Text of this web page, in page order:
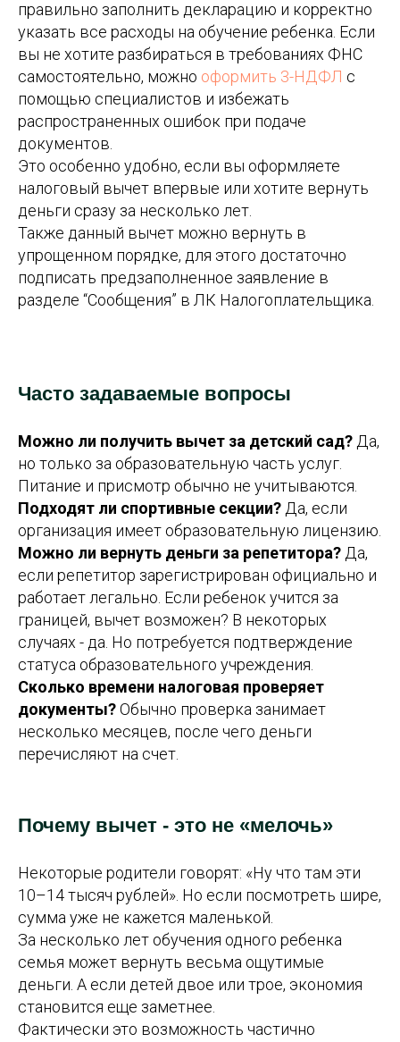
правильно заполнить декларацию и корректно
указать все расходы на обучение ребенка. Если
вы не хотите разбираться в требованиях ФНС
самостоятельно, можно оформить 3-НДФЛ с
помощью специалистов и избежать
распространенных ошибок при подаче
документов.
Это особенно удобно, если вы оформляете
налоговый вычет впервые или хотите вернуть
деньги сразу за несколько лет.
Также данный вычет можно вернуть в
упрощенном порядке, для этого достаточно
подписать предзаполненное заявление в
разделе “Сообщения” в ЛК Налогоплательщика.
Часто задаваемые вопросы
Можно ли получить вычет за детский сад? Да,
но только за образовательную часть услуг.
Питание и присмотр обычно не учитываются.
Подходят ли спортивные секции? Да, если
организация имеет образовательную лицензию.
Можно ли вернуть деньги за репетитора? Да,
если репетитор зарегистрирован официально и
работает легально. Если ребенок учится за
границей, вычет возможен? В некоторых
случаях - да. Но потребуется подтверждение
статуса образовательного учреждения.
Сколько времени налоговая проверяет
документы?Обычно проверка занимает
несколько месяцев, после чего деньги
перечисляют на счет.
Почему вычет - это не «мелочь»
Некоторые родители говорят: «Ну что там эти
10–14 тысяч рублей». Но если посмотреть шире,
сумма уже не кажется маленькой.
За несколько лет обучения одного ребенка
семья может вернуть весьма ощутимые
деньги. А если детей двое или трое, экономия
становится еще заметнее.
Фактически это возможность частично